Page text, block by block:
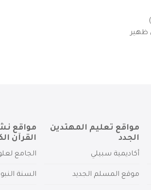
ظهير
مواقع تعليم المهتدين
الجدد
أكاديمية سبيلي
موقع المسلم الجديد
مواقع
القرآن
الجامع
السنة